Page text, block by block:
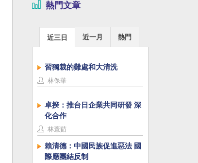
熱門文章
近三日 近一月 熱門
習獨裁的難處和大清洗
林保華
卓揆：推台日企業共同研發 深
化合作
林薏茹
賴清德：中國民族促進惡法 國
際應團結反制